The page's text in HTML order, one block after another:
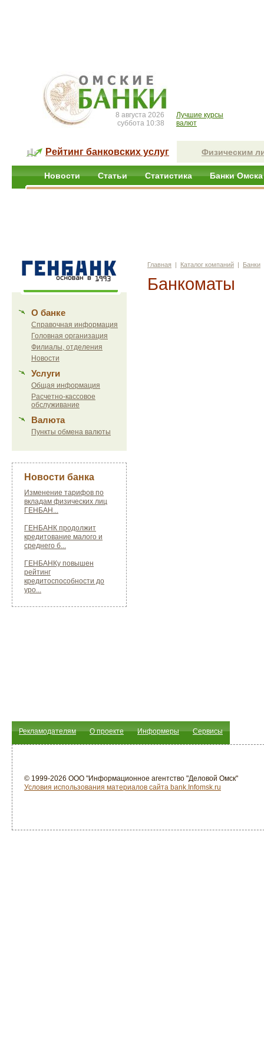
8 августа 2026
суббота 10:38
Лучшие курсы
валют
Рейтинг банковских услуг Физическим
Новости Статьи Статистика Банки Омска
О банке
Справочная информация
Головная организация
Филиалы, отделения
Новости
Услуги
Общая информация
Расчетно-кассовое
обслуживание
Валюта
Пункты обмена валюты
Новости банка
Изменение тарифов по
вкладам физических лиц
ГЕНБАН...
ГЕНБАНК продолжит
кредитование малого и
среднего б...
ГЕНБАНКу повышен
рейтинг
кредитоспособности до
уро...
Главная | Каталог компаний | Банки
Банкоматы
Рекламодателям О проекте Информеры Сервисы
© 1999-2026 ООО "Информационное агентство "Деловой Омск"
Условия использования материалов сайта bank.Infomsk.ru